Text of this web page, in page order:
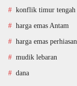
konflik timur tengah
harga emas Antam
harga emas perhiasan
mudik lebaran
dana